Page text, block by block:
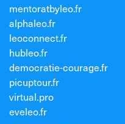
mentoratbyleo.fr
alphaleo.fr
leoconnect.fr
hubleo.fr
democratie-courage.fr
picuptour.fr
virtual.pro
eveleo.fr